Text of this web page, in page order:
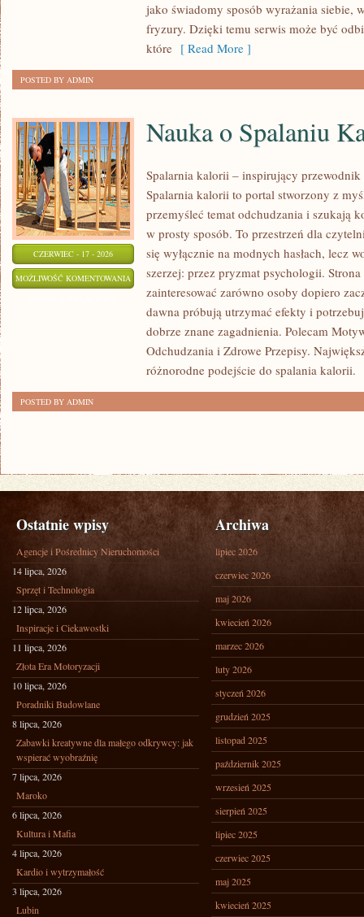
jako świadomy sposób wyrażania siebie,
fryzury. Dzięki temu serwis może być
które [ Read More ]
POSTED BY ADMIN
CZERWIEC - 17 - 2026
MOŻLIWOŚĆ KOMENTOWANIA NAUKA
SPALANIU
KALORII
Nauka o Spalaniu
Spalarnia kalorii – inspirujący przewodnik
Spalarnia kalorii to portal stworzony z
przemyśleć temat odchudzania i szukają
w prosty sposób. To przestrzeń dla
się wyłącznie na modnych hasłach, lecz
szerzej: przez pryzmat psychologii.
zainteresować zarówno osoby dopiero
dawna próbują utrzymać efekty i
dobrze znane zagadnienia. Polecam
Odchudzania i Zdrowe Przepisy.
różnorodne podejście do spalania kalorii.
POSTED BY ADMIN
Ostatnie wpisy
Agencje i Pośrednicy Nieruchomości
14 lipca, 2026
Sprzęt i Technologia
12 lipca, 2026
Inspiracje i Ciekawostki
11 lipca, 2026
Złota Era Motoryzacji
10 lipca, 2026
Poradniki Budowlane
8 lipca, 2026
Zabawki kreatywne dla małego odkrywcy: jak
wspierać wyobraźnię
7 lipca, 2026
Maroko
6 lipca, 2026
Kultura i Mafia
4 lipca, 2026
Kardio i wytrzymałość
3 lipca, 2026
Lubin
Archiwa
lipiec 2026
czerwiec 2026
maj 2026
kwiecień 2026
marzec 2026
luty 2026
styczeń 2026
grudzień 2025
listopad 2025
październik 2025
wrzesień 2025
sierpień 2025
lipiec 2025
czerwiec 2025
maj 2025
kwiecień 2025